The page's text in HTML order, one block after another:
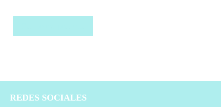
REDES SOCIALES